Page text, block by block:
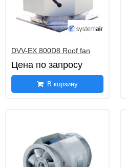
DVV-EX 800D8 Roof fan
Цена по запросу
В корзину